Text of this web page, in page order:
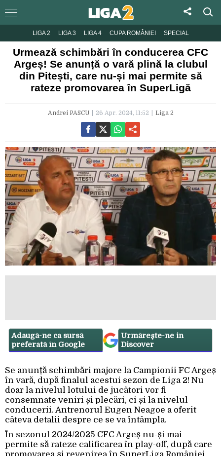
LIGA 2 LIGA 3 LIGA 4 CUPA ROMÂNIEI SPECIAL
Urmează schimbări în conducerea CFC
Argeș! Se anunță o vară plină la clubul
din Pitești, care nu-și mai permite să
rateze promovarea în SuperLigă
Andrei PASCU 26 Apr. 2024, 11:52 Liga 2
Adaugă-ne ca sursă
preferată în Google
Urmărește-ne in
Discover
Se anunță schimbări majore la Campionii FC Argeș
în vară, după finalul acestui sezon de Liga 2! Nu
doar la nivelul lotului de jucători vor fi
consemnate veniri și plecări, ci și la nivelul
conducerii. Antrenorul Eugen Neagoe a oferit
câteva detalii despre ce se va întâmpla.
În sezonul 2024/2025 CFC Argeș nu-și mai
permite să rateze calificarea în play-off, după care